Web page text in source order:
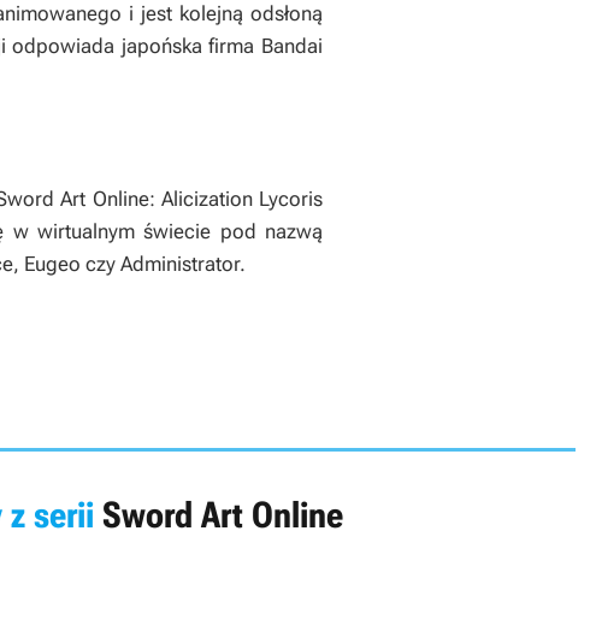
i jest kolejną odsłoną
japońska firma Bandai
Art Online: Alicization Lycoris
w wirtualnym świecie pod nazwą
Eugeo czy Administrator.
z serii Sword Art Online